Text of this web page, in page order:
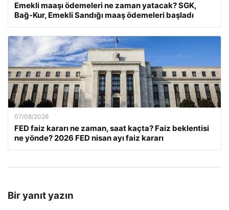
Emekli maaşı ödemeleri ne zaman yatacak? SGK,
Bağ-Kur, Emekli Sandığı maaş ödemeleri başladı
07/08/2026
FED faiz kararı ne zaman, saat kaçta? Faiz beklentisi
ne yönde? 2026 FED nisan ayı faiz kararı
Bir yanıt yazın